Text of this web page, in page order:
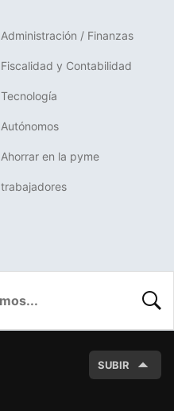
Administración / Finanzas
Fiscalidad y Contabilidad
Tecnología
Autónomos
Ahorrar en la pyme
trabajadores
SUBIR